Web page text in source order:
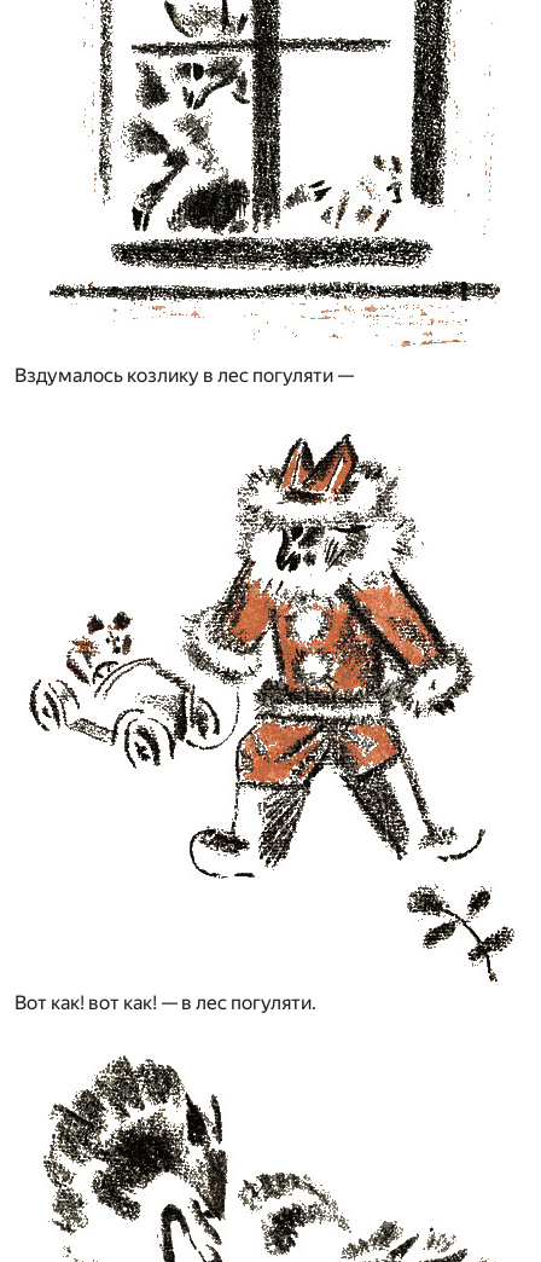
Вздумалось козлику в лес погуляти —
Вот как! вот как! — в лес погуляти.